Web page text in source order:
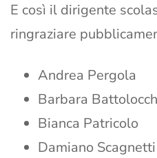
E così il dirigente
ringraziare
Andrea Pergola
Barbara
Bianca Patricolo
Damiano